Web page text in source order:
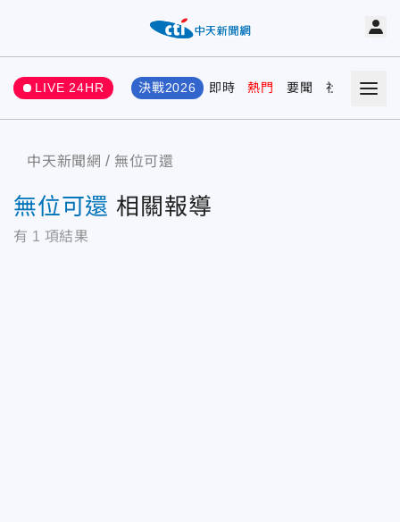
LIVE 24HR 決戰2026 即時 熱門 要聞 社會 娛樂
中天新聞網 無位可還
無位可還 相關報導
有 1 項結果